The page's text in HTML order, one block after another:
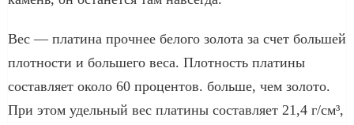
Вес — платина прочнее белого золота за счет большей
плотности и большего веса. Плотность платины
составляет около 60 процентов. больше, чем золото.
При этом удельный вес платины составляет 21,4 г/см³,